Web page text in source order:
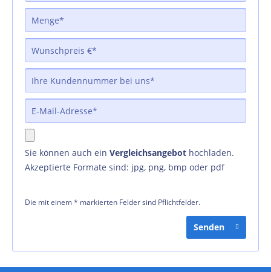
Sie können auch ein Vergleichsangebot hochladen.
Akzeptierte Formate sind: jpg, png, bmp oder pdf
Die mit einem * markierten Felder sind Pflichtfelder.
Senden